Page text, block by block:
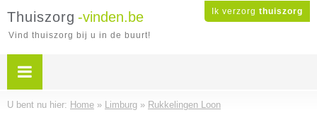
Ik verzorg thuiszorg
Thuiszorg -vinden.be
Vind thuiszorg bij u in de buurt!
U bent nu hier: Home » Limburg » Rukkelingen Loon